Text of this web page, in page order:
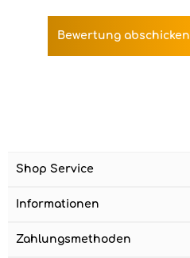
Bewertung abschicken
Shop Service
Informationen
Zahlungsmethoden